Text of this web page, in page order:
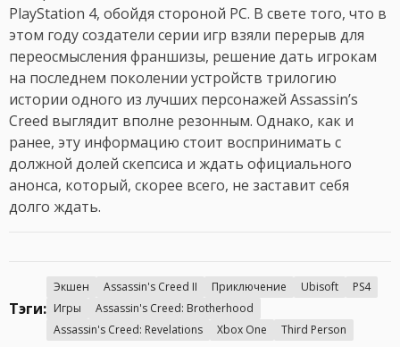
PlayStation 4, обойдя стороной PC. В свете того, что в
этом году создатели серии игр взяли перерыв для
переосмысления франшизы, решение дать игрокам
на последнем поколении устройств трилогию
истории одного из лучших персонажей Assassin’s
Creed выглядит вполне резонным. Однако, как и
ранее, эту информацию стоит воспринимать с
должной долей скепсиса и ждать официального
анонса, который, скорее всего, не заставит себя
долго ждать.
Тэги:
Экшен Assassin's Creed II Приключение Ubisoft
PS4
Игры
Assassin's Creed: Brotherhood
Assassin's Creed: Revelations
Xbox One Third Person